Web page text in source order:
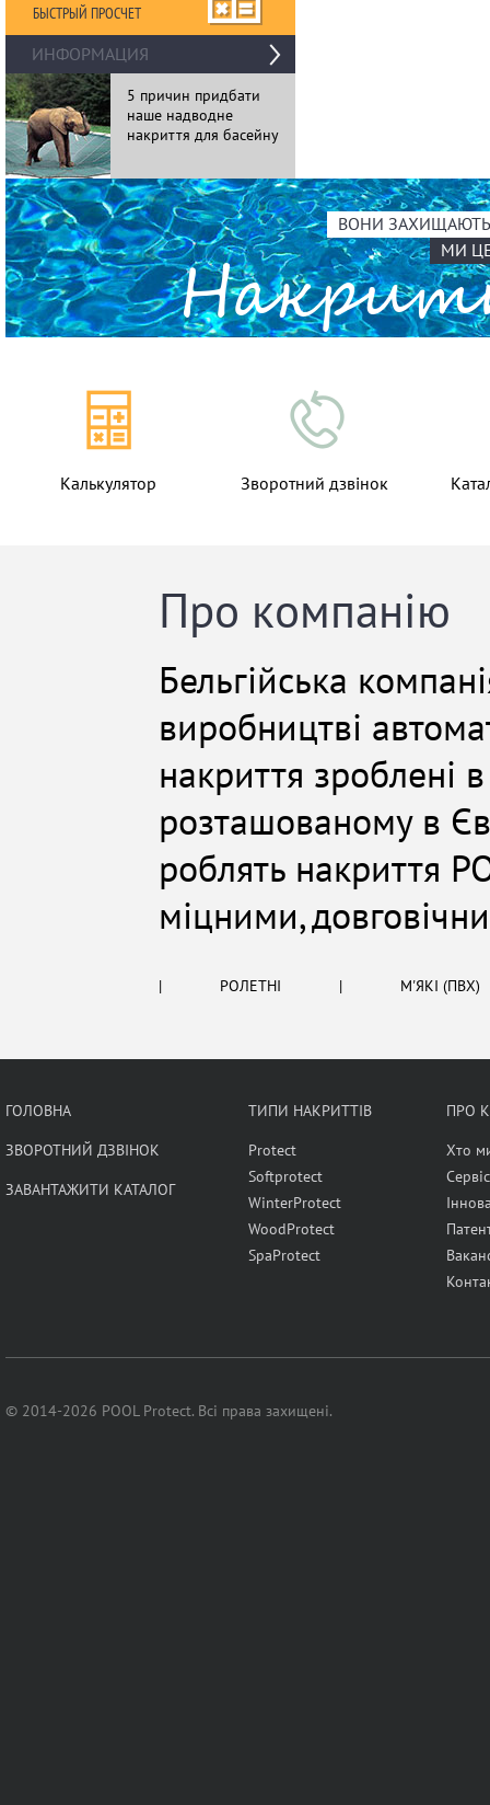
БЫСТРЫЙ ПРОСЧЕТ
ИНФОРМАЦИЯ
5 причин придбати
наше надводне
накриття для басейну
ВОНИ
МИ
Калькулятор Зворотний дзвінок
Про компанію
Бельгійська
виробництві
накриття зроблені
розташованому в
роблять накриття
міцними,
| РОЛЕТНІ | М'ЯКІ (ПВХ)
ГОЛОВНА
ЗВОРОТНИЙ ДЗВІНОК
ЗАВАНТАЖИТИ КАТАЛОГ
ТИПИ НАКРИТТІВ
Protect
Softprotect
WinterProtect
WoodProtect
SpaProtect
ПРО
Хто
Сервіс
© 2014-2026 POOL Protect. Всі права захищені.